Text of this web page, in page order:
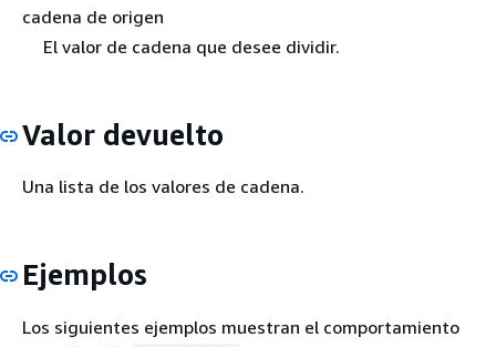
cadena de origen
El valor de cadena que desee dividir.
Valor devuelto
Una lista de los valores de cadena.
Ejemplos
Los siguientes ejemplos muestran el comportamiento